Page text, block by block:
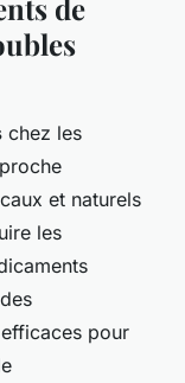
de
chez les
et naturels
les
pour